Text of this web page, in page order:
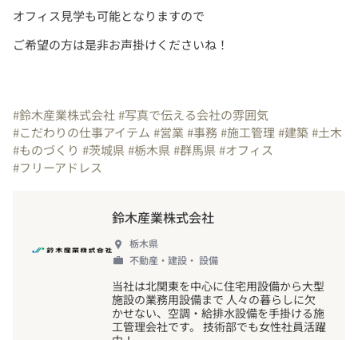
ご希望の方は是非お声掛けくださいね！
#鈴木産業株式会社#写真で伝える会社の雰囲気
#こだわりの仕事アイテム #営業 #事務#施工管理#建築#土木
#ものづくり #茨城県#栃木県#群馬県#オフィス
#フリーアドレス
鈴木産業株式会社
栃木県
不動産・建設・ 設備
当社は北関東を中心に住宅用設備から大型
施設の業務用設備まで 人々の暮らしに欠
かせない、空調・給排水設備を手掛ける施
工管理会社です。 技術部でも女性社員活躍